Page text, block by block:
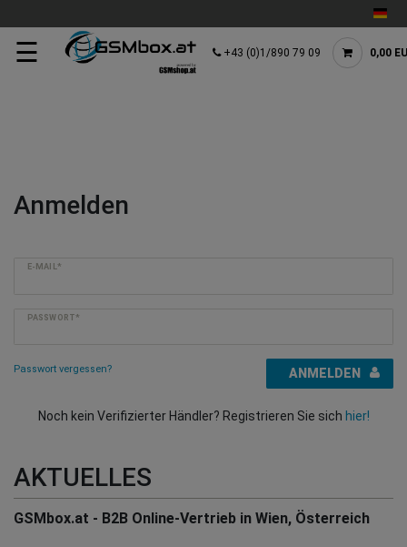
☰ +43 (0)1/890 79 09 0,00
Anmelden
E-MAIL*
PASSWORT*
Passwort vergessen? ANMELDEN
Noch kein Verifizierter Händler? Registrieren Sie sich hier!
AKTUELLES
GSMbox.at - B2B Online-Vertrieb in Wien, Österreich